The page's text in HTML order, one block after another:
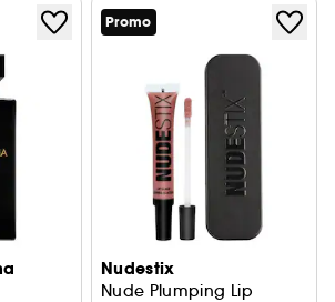
Promo
Nudestix
Nude Plumping Lip